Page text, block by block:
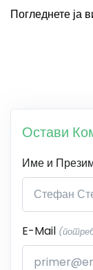
Погледнете ја
Остави
Име и
E-Mail